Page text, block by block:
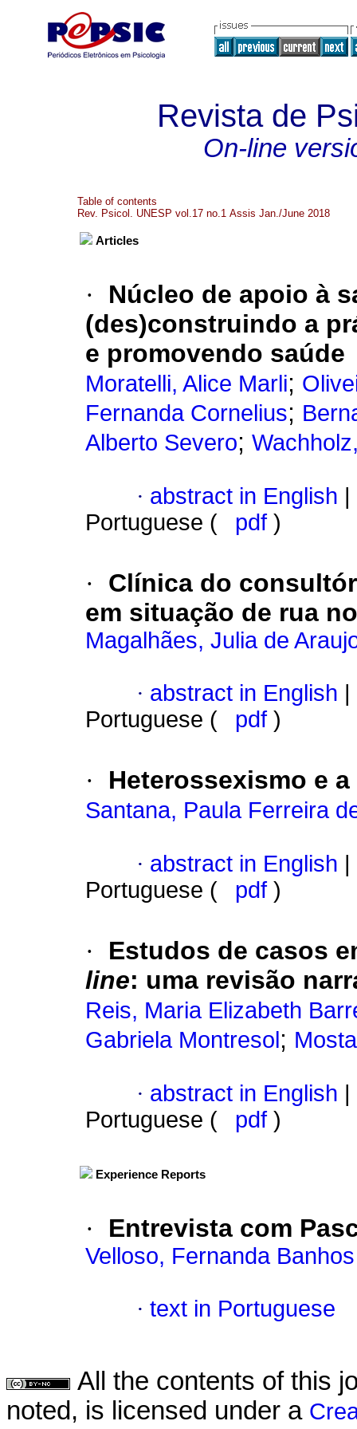
Revista de
On-line
Table of contents
Rev. Psicol. UNESP vol.17 no.1 Assis Jan./June 2018
Articles
·
Núcleo de apoio à
(des)construindo a
e promovendo saúde
Moratelli, Alice Marli;
Fernanda Cornelius;
Alberto Severo;
· abstract in English
Portuguese (
pdf )
·
Clínica do
em situação de rua
Magalhães, Julia de
· abstract in English
Portuguese (
pdf )
· Heterossexismo e
Santana, Paula Ferreira
· abstract in English
Portuguese (
pdf )
·
Estudos de casos
line: uma revisão
Reis, Maria Elizabeth
Gabriela Montresol ;
· abstract in English
Portuguese (
pdf )
Experience Reports
· Entrevista com
Velloso, Fernanda Banhos
· text in Portuguese
All the contents of this
noted, is licensed under a